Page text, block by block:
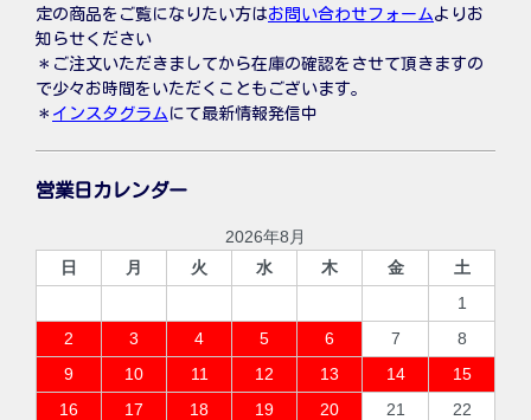
定の商品をご覧になりたい方はお問い合わせフォームよりお
知らせください
＊ご注文いただきましてから在庫の確認をさせて頂きますの
で少々お時間をいただくこともございます。
＊ インスタグラム にて最新情報発信中
営業日カレンダー
2026年8月
日
月 火 水 木 金
土
1
2
3 4 5 6 7
8
9
10 11 12 13 14
15
16
17 18 19 20 21
22